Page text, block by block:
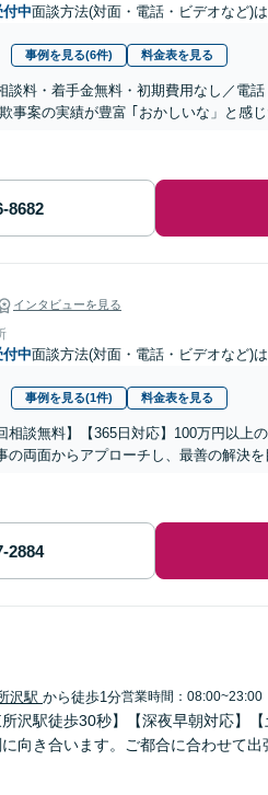
中面談方法(対面・電話・ビデオなど)
事例を見る(6件) 料金表を見る
談料・着手金無料・初期費用なし／電
事案の実績が豊富 ｢おかしいな」と感じ
インタビューを見る
中面談方法(対面・電話・ビデオなど)
事例を見る(1件) 料金表を見る
相談無料】【365日対応】100万円以上
の両面からアプローチし、最善の解決
沢駅 から徒歩1分営業時間：08:00~23:00
所沢駅徒歩30秒】【深夜早朝対応】
向き合います。ご都合に合わせて